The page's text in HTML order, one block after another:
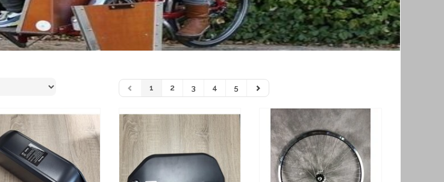
1 2 3 4 5